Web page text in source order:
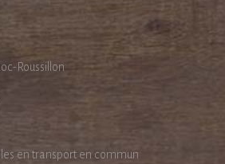
Roussillon
en transport en commun